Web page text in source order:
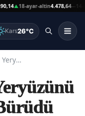
▲18-ayar-altin4.478,64—14-
Kars26°C
Kars'ta Tarlalar Yeryüzünü Halı Desenlerine Bürüdü